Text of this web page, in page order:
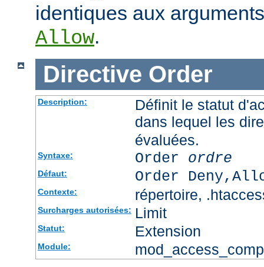
identiques aux
Allow.
Directive Order
Description:
Définit le statut
dans lequel les
évaluées.
Syntaxe: Order ordre
Défaut: Order
Contexte: répertoire,
Surcharges autorisées: Limit
Statut: Extension
Module: